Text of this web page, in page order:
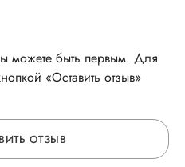
можете быть первым. Для
«Оставить отзыв»
ОТЗЫВ